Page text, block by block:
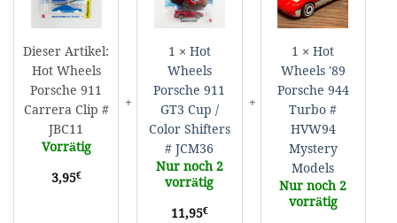
911
Clip
#
JBC11
Dieser Artikel:
Hot Wheels
Porsche 911
Carrera Clip #
JBC11
Vorrätig
3,95€
911
Cup
/
Color
Shifters
#
JCM36
1 × Hot
Wheels
Porsche 911
GT3 Cup /
Color Shifters
# JCM36
Nur noch 2
vorrätig
11,95€
Porsche
Turbo
#
HVW94
Mystery
Models
1 ×Hot
Wheels '89
Porsche 944
Turbo #
HVW94
Mystery
Models
Nur noch 2
vorrätig